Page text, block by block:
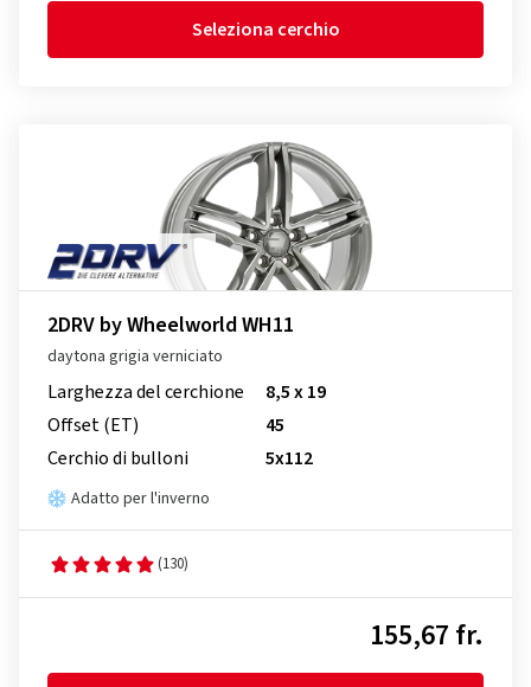
Seleziona cerchio
2DRV by Wheelworld WH11
daytona grigia verniciato
Larghezza del cerchione
8,5 x 19
Offset (ET)
45
Cerchio di bulloni
5x112
Adatto per l'inverno
(130)
155,67 fr.